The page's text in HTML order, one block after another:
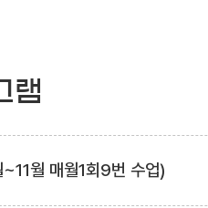
램
월 매월1회9번 수업)